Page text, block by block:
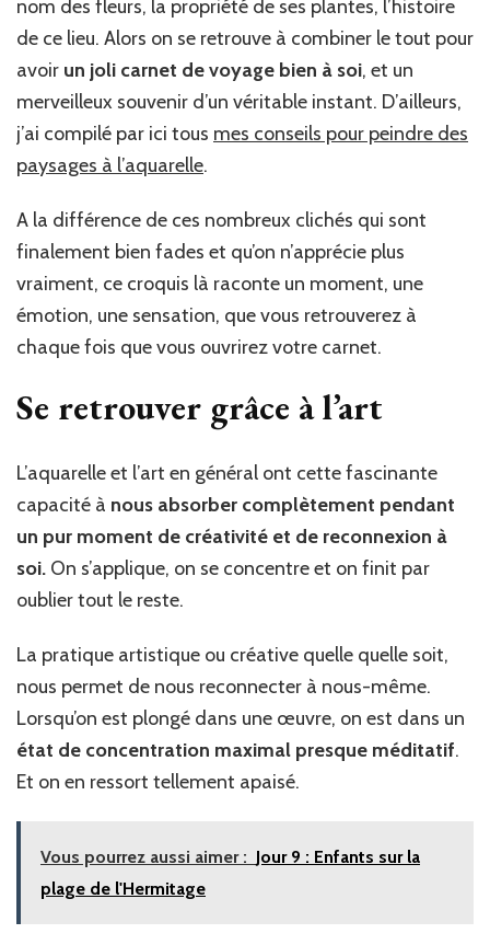
nom des fleurs, la propriété de ses plantes, l’histoire
de ce lieu. Alors on se retrouve à combiner le tout pour
avoir un joli carnet de voyage bien à soi, et un
merveilleux souvenir d’un véritable instant. D’ailleurs,
j’ai compilé par ici tous mes conseils pour peindre des
paysages à l’aquarelle.
A la différence de ces nombreux clichés qui sont
finalement bien fades et qu’on n’apprécie plus
vraiment, ce croquis là raconte un moment, une
émotion, une sensation, que vous retrouverez à
chaque fois que vous ouvrirez votre carnet.
Se retrouver grâce à l’art
L’aquarelle et l’art en général ont cette fascinante
capacité à nous absorber complètement pendant
un pur moment de créativité et de reconnexion à
soi. On s’applique, on se concentre et on finit par
oublier tout le reste.
La pratique artistique ou créative quelle quelle soit,
nous permet de nous reconnecter à nous-même.
Lorsqu’on est plongé dans une œuvre, on est dans un
état de concentration maximal presque méditatif.
Et on en ressort tellement apaisé.
Vous pourrez aussi aimer : Jour 9 : Enfants sur la
plage de l'Hermitage